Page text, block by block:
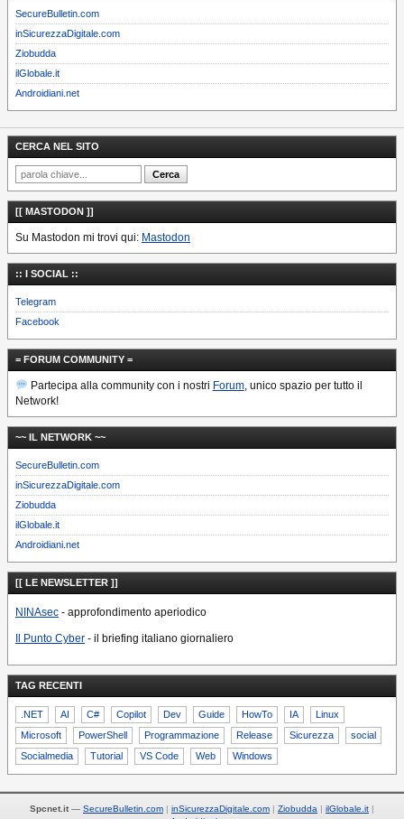
SecureBulletin.com
inSicurezzaDigitale.com
Ziobudda
ilGlobale.it
Androidiani.net
CERCA NEL SITO
[[ MASTODON ]]
Su Mastodon mi trovi qui: Mastodon
:: I SOCIAL ::
Telegram
Facebook
= FORUM COMMUNITY =
Partecipa alla community con i nostri Forum, unico spazio per tutto il
Network!
~~ IL NETWORK ~~
SecureBulletin.com
inSicurezzaDigitale.com
Ziobudda
ilGlobale.it
Androidiani.net
[[ LE NEWSLETTER ]]
NINAsec - approfondimento aperiodico
Il Punto Cyber - il briefing italiano giornaliero
TAG RECENTI
.NET AI C# Copilot Dev Guide HowTo IA
Linux
Microsoft
PowerShell Programmazione Release Sicurezza
social
Socialmedia
Tutorial VS Code Web Windows
Spcnet.it — SecureBulletin.com inSicurezzaDigitale.com Ziobudda
ilGlobale.it